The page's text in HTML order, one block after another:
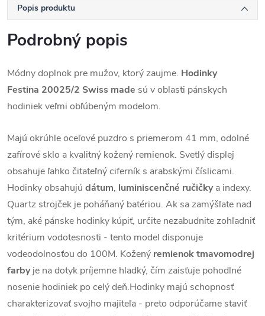
Popis produktu
Podrobný popis
Módny doplnok pre mužov, ktorý zaujme. Hodinky
Festina 20025/2 Swiss made sú v oblasti pánskych
hodiniek veľmi obľúbeným modelom.
Majú okrúhle oceľové puzdro s priemerom 41 mm, odolné
zafírové sklo a kvalitný kožený remienok. Svetlý displej
obsahuje ľahko čitateľný ciferník s arabskými číslicami.
Hodinky obsahujú dátum, luminiscenčné ručičkya indexy.
Quartz strojček je poháňaný batériou. Ak sa zamýšľate nad
tým, aké pánske hodinky kúpiť, určite nezabudnite zohľadniť
kritérium vodotesnosti - tento model disponuje
vodeodolnosťou do 100M. Kožený remienok tmavomodrej
farbyje na dotyk príjemne hladký, čím zaisťuje pohodlné
nosenie hodiniek po celý deň.Hodinky majú schopnosť
charakterizovať svojho majiteľa - preto odporúčame staviť